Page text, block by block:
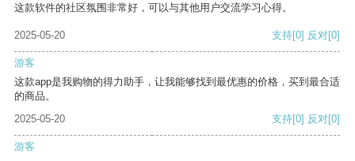
这款软件的社区氛围非常好，可以与其他用户交流学习心得。
2025-05-20 支持[0] 反对[0]
游客
这款app是我购物的得力助手，让我能够找到最优惠的价格，买到最合适
的商品。
2025-05-20
支持[0] 反对[0]
游客